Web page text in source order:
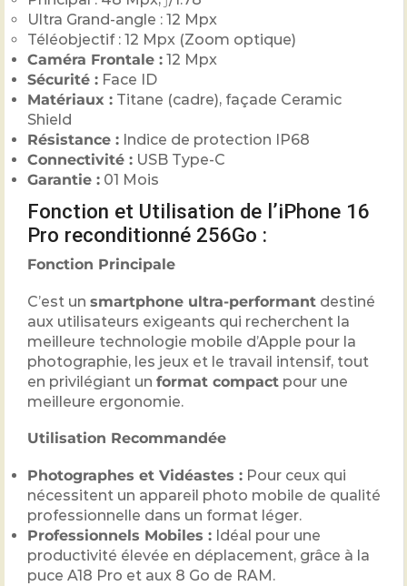
Ultra Grand-angle : 12 Mpx
Téléobjectif : 12 Mpx (Zoom optique)
Caméra Frontale : 12 Mpx
Sécurité : Face ID
Matériaux : Titane (cadre), façade Ceramic
Shield
Résistance : Indice de protection IP68
Connectivité : USB Type-C
Garantie : 01 Mois
Fonction et Utilisation de l’iPhone 16
Pro reconditionné 256Go :
Fonction Principale
C’est un smartphone ultra-performant destiné
aux utilisateurs exigeants qui recherchent la
meilleure technologie mobile d’Apple pour la
photographie, les jeux et le travail intensif, tout
en privilégiant un format compact pour une
meilleure ergonomie.
Utilisation Recommandée
Photographes et Vidéastes : Pour ceux qui
nécessitent un appareil photo mobile de qualité
professionnelle dans un format léger.
Professionnels Mobiles : Idéal pour une
productivité élevée en déplacement, grâce à la
puce A18 Pro et aux 8 Go de RAM.